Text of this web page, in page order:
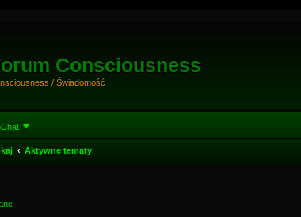
Consciousness
/ Świadomość
Aktywne tematy